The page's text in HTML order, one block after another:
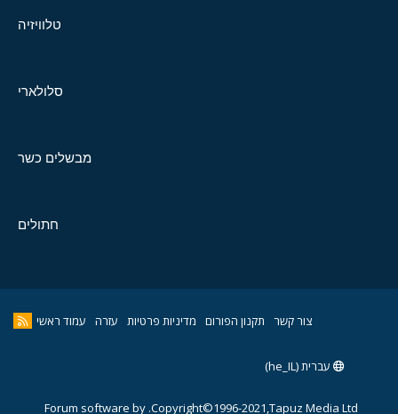
טלוויזיה
סלולארי
מבשלים כשר
חתולים
צור קשר תקנון הפורום מדיניות פרטיות עזרה עמוד ראשי
עברית (he_IL)
Copyright©1996-2021,Tapuz Media Ltd.
Forum software by